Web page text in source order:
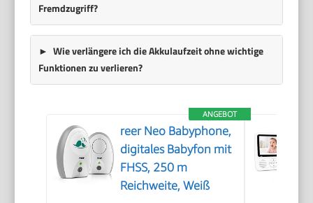
Fremdzugriff?
Wie verlängere ich die Akkulaufzeit ohne wichtige
Funktionen zu verlieren?
ANGEBOT
reer Neo Babyphone,
digitales Babyfon mit
FHSS, 250 m
Reichweite, Weiß